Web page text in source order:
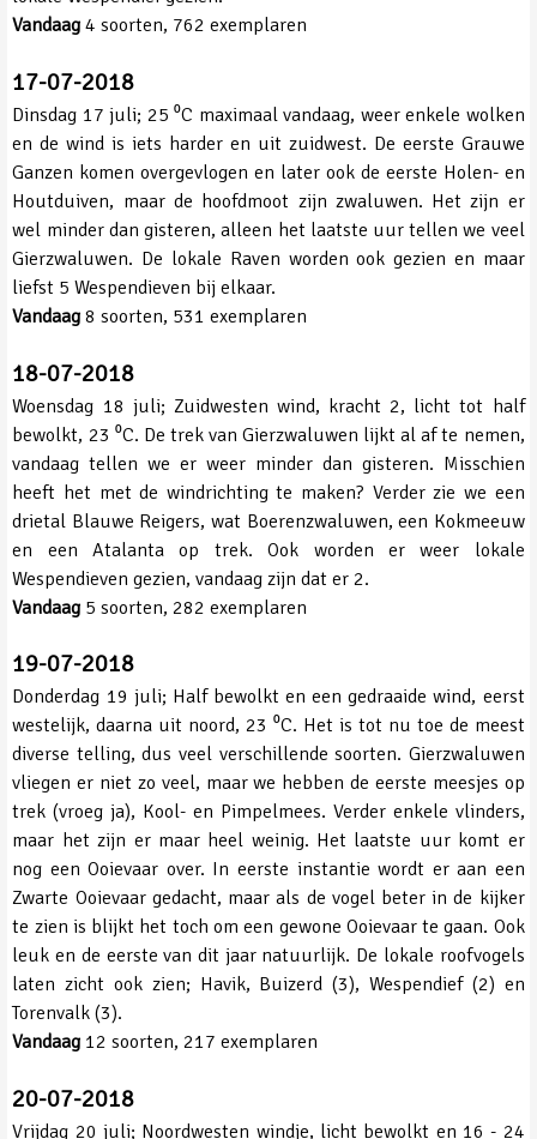
Vandaag 4 soorten, 762 exemplaren
17-07-2018
Dinsdag 17 juli; 25 ⁰C maximaal vandaag, weer enkele wolken
en de wind is iets harder en uit zuidwest. De eerste Grauwe
Ganzen komen overgevlogen en later ook de eerste Holen- en
Houtduiven, maar de hoofdmoot zijn zwaluwen. Het zijn er
wel minder dan gisteren, alleen het laatste uur tellen we veel
Gierzwaluwen. De lokale Raven worden ook gezien en maar
liefst 5 Wespendieven bij elkaar.
Vandaag 8 soorten, 531 exemplaren
18-07-2018
Woensdag 18 juli; Zuidwesten wind, kracht 2, licht tot half
bewolkt, 23 ⁰C. De trek van Gierzwaluwen lijkt al af te nemen,
vandaag tellen we er weer minder dan gisteren. Misschien
heeft het met de windrichting te maken? Verder zie we een
drietal Blauwe Reigers, wat Boerenzwaluwen, een Kokmeeuw
en een Atalanta op trek. Ook worden er weer lokale
Wespendieven gezien, vandaag zijn dat er 2.
Vandaag 5 soorten, 282 exemplaren
19-07-2018
Donderdag 19 juli; Half bewolkt en een gedraaide wind, eerst
westelijk, daarna uit noord, 23 ⁰C. Het is tot nu toe de meest
diverse telling, dus veel verschillende soorten. Gierzwaluwen
vliegen er niet zo veel, maar we hebben de eerste meesjes op
trek (vroeg ja), Kool- en Pimpelmees. Verder enkele vlinders,
maar het zijn er maar heel weinig. Het laatste uur komt er
nog een Ooievaar over. In eerste instantie wordt er aan een
Zwarte Ooievaar gedacht, maar als de vogel beter in de kijker
te zien is blijkt het toch om een gewone Ooievaar te gaan. Ook
leuk en de eerste van dit jaar natuurlijk. De lokale roofvogels
laten zicht ook zien; Havik, Buizerd (3), Wespendief (2) en
Torenvalk (3).
Vandaag 12 soorten, 217 exemplaren
20-07-2018
Vrijdag 20 juli; Noordwesten windje, licht bewolkt en 16 - 24